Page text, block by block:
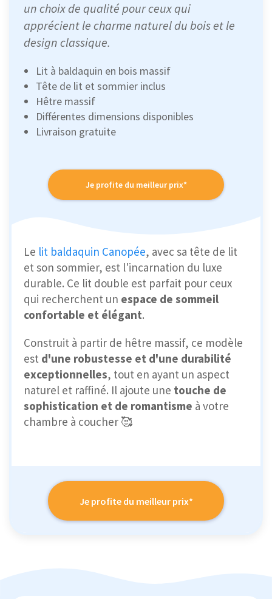
un choix de qualité pour ceux qui
apprécient le charme naturel du bois et le
design classique.
Lit à baldaquin en bois massif
Tête de lit et sommier inclus
Hêtre massif
Différentes dimensions disponibles
Livraison gratuite
Je profite du meilleur prix*
Le lit baldaquin Canopée, avec sa tête de lit
et son sommier, est l'incarnation du luxe
durable. Ce lit double est parfait pour ceux
qui recherchent un espace de sommeil
confortable et élégant.
Construit à partir de hêtre massif, ce modèle
est d'une robustesse et d'une durabilité
exceptionnelles, tout en ayant un aspect
naturel et raffiné. Il ajoute une touche de
sophistication et de romantisme à votre
chambre à coucher 🥰
Je profite du meilleur prix*